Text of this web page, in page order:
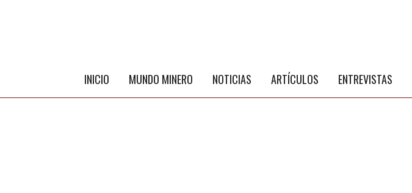
INICIO MUNDO MINERO NOTICIAS ARTÍCULOS ENTREVISTAS